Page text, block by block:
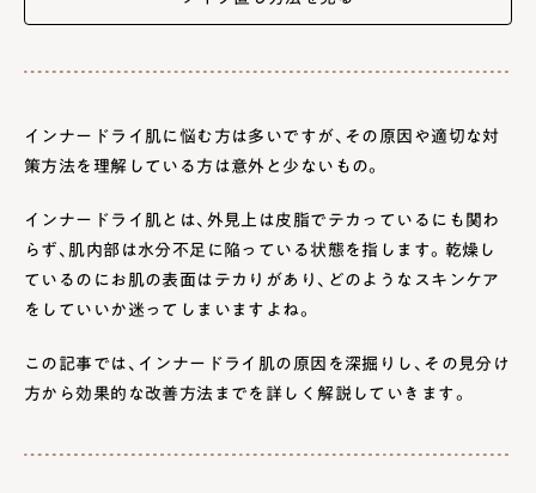
お肌を乾燥させない→皮脂過剰も抑える
3.3 お肌本来の潤う力を取り戻そう
3.4
セラミドやコラーゲンを取り入れる
4.1
収れん化粧水を使う
インナードライ肌に悩む方は多いですが、その原因や適切な対
策方法を理解している方は意外と少ないもの。
インナードライ肌とは、外見上は皮脂でテカっているにも関わ
らず、肌内部は水分不足に陥っている状態を指します。乾燥し
ているのにお肌の表面はテカりがあり、どのようなスキンケア
をしていいか迷ってしまいますよね。
この記事では、インナードライ肌の原因を深掘りし、その見分け
方から効果的な改善方法までを詳しく解説していきます。